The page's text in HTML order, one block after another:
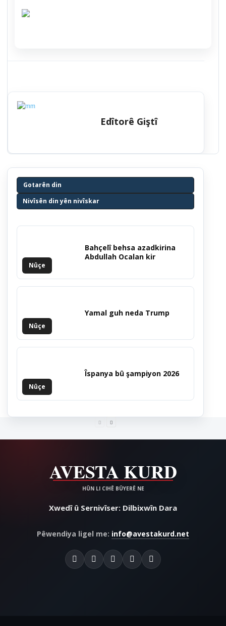
Edîtorê Giştî
Gotarên din
Nivîsên din yên nivîskar
Nûçe
Bahçelî behsa azadkirina
Abdullah Ocalan kir
Nûçe
Yamal guh neda Trump
Nûçe
Îspanya bû şampiyon 2026
Xwedî û Sernivîser: Dilbixwîn Dara
Pêwendiya ligel me: info@avestakurd.net